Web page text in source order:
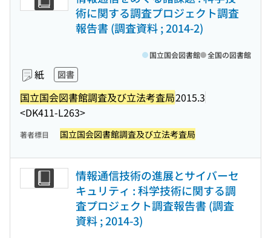
術に関する調査プロジェクト調査
報告書 (調査資料 ; 2014-2)
紙 図書
国立国会図書館調査及び立法考査局2015.3
<DK411-L263>
国立国会図書館 全国の図書館
著者標目 国立国会図書館調査及び立法考査局
情報通信技術の進展とサイバーセ
キュリティ : 科学技術に関する調
査プロジェクト調査報告書 (調査
資料 ; 2014-3)